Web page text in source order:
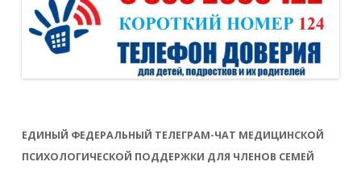
ЕДИНЫЙ ФЕДЕРАЛЬНЫЙ ТЕЛЕГРАМ-ЧАТ МЕДИЦИНСКОЙ
ПСИХОЛОГИЧЕСКОЙ ПОДДЕРЖКИ ДЛЯ ЧЛЕНОВ СЕМЕЙ